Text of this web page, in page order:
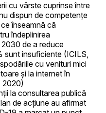
cu vârste cuprinse între
dispun de competențe
înseamnă că
îndeplinirea
de a reduce
sunt insuficiente (ICILS,
cu venituri mici
și la internet în
2020)
la consultarea publică
de acțiune au afirmat